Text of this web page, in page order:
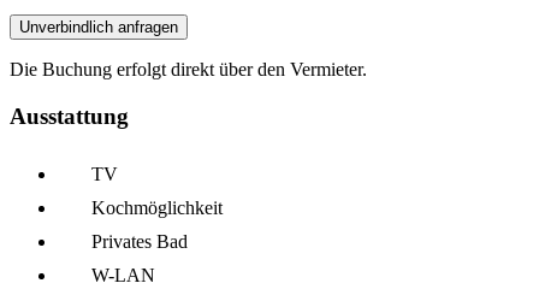
Unverbindlich anfragen
Die Buchung erfolgt direkt über den Vermieter.
Ausstattung
TV
Kochmöglich­keit
Privates Bad
W-LAN